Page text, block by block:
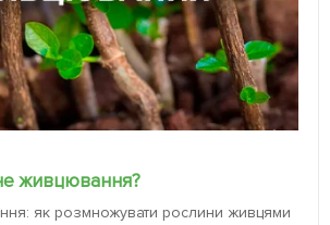
живцювання?
як розмножувати рослини живцями